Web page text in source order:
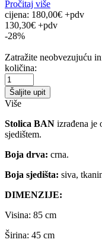
Pročitaj više
cijena: 180,00€ +pdv
130,30€ +pdv
-28%
Zatražite neobvezujuću
količina:
Šaljite upit
Više
Stolica BAN izrađena je
sjedištem.
Boja drva: crna.
Boja sjedišta: siva,
DIMENZIJE:
Visina: 85 cm
Širina: 45 cm